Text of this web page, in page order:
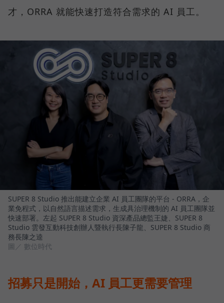
才，ORRA 就能快速打造符合需求的 AI 員工。
SUPER 8 Studio 推出能建立企業 AI 員工團隊的平台 - ORRA，企
業免程式，以自然語言描述需求，生成具治理機制的 AI 員工團隊並
快速部署。左起 SUPER 8 Studio 資深產品總監王婕、SUPER 8
Studio 雲發互動科技創辦人暨執行長陳子龍、SUPER 8 Studio 商
務長陳之逵
圖／ 數位時代
招募只是開始，AI 員工更需要管理